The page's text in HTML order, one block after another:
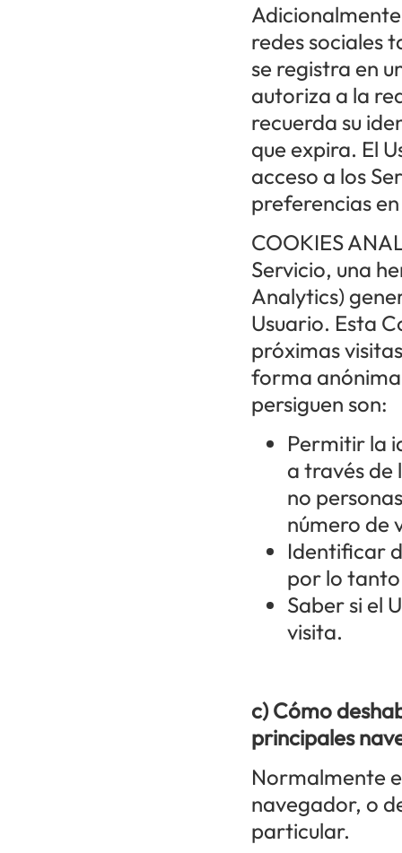
redes sociales
se registra en
autoriza a la
recuerda su
que expira. El
acceso a los
preferencias
COOKIES
Servicio, una
Analytics)
Usuario. Esta
próximas
forma anónima
persiguen son:
Permitir la
a través de
no
número de
Identificar
por lo
Saber si el
visita.
c) Cómo
principales
Normalmente
navegador, o
particular.